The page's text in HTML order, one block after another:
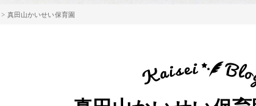
> 真田山かいせい保育園